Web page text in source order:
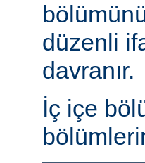
düzenli
davranır.
İç içe